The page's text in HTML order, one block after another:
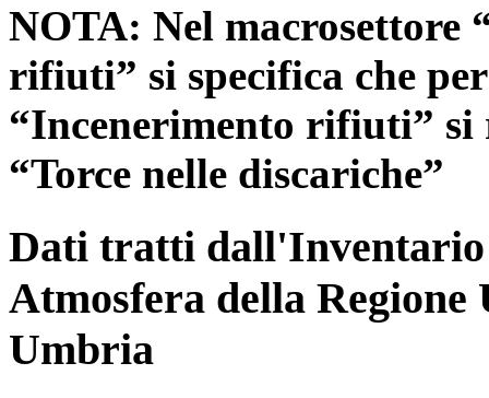
NOTA: Nel macrosettore
rifiuti” si specifica che
“Incenerimento rifiuti”
“Torce nelle discariche”
Dati tratti dall'Inventario
Atmosfera della
Umbria